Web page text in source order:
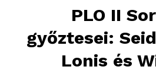
PLO II
győztesei:
Lonis és